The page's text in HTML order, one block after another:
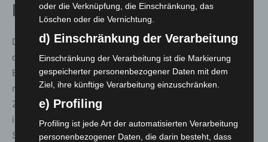
Hannover
Die Region Hannover weist darauf hin, dass die
derzeitigen Fallzahlen wegen der veränderten
Bedingungen für die Testungen über die Feiertage
möglicherweise nur bedingt vergleichbar sind mit den
Zahlen vor den Feiertagen. Das Gesundheitsamt rechnet
in den nächsten Tagen weiterhin mit erheblichen
Schwankungen in den gemeldeten Fallzahlen. Die
oder die Verknüpfung, die Einschränkung, das
Löschen oder die Vernichtung.
d) Einschränkung der Verarbeitung
Einschränkung der Verarbeitung ist die Markierung
gespeicherter personenbezogener Daten mit dem
Ziel, ihre künftige Verarbeitung einzuschränken.
e) Profiling
Profiling ist jede Art der automatisierten Verarbeitung
personenbezogener Daten, die darin besteht, dass